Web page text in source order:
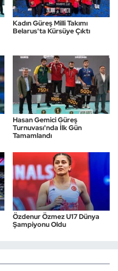
Kadın Güreş Milli Takımı
Belarus'ta Kürsüye Çıktı
Hasan Gemici Güreş
Turnuvası'nda İlk Gün
Tamamlandı
Özdenur Özmez U17 Dünya
Şampiyonu Oldu